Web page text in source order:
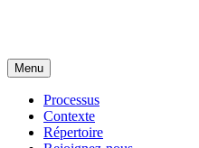
Menu
Processus
Contexte
Répertoire